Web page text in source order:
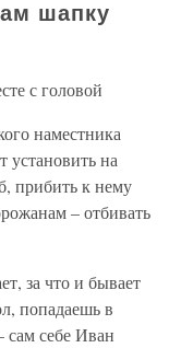
шапку
с головой
наместника
установить на
прибить к нему
– отбивать
за что и бывает
попадаешь в
сам себе Иван